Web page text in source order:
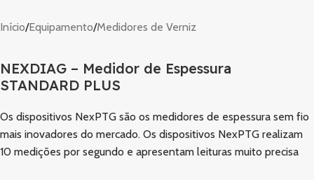
Início/Equipamento/Medidores de Verniz
NEXDIAG – Medidor de Espessura
STANDARD PLUS
Os dispositivos NexPTG são os medidores de espessura sem fio
mais inovadores do mercado. Os dispositivos NexPTG realizam
10 medições por segundo e apresentam leituras muito precisa